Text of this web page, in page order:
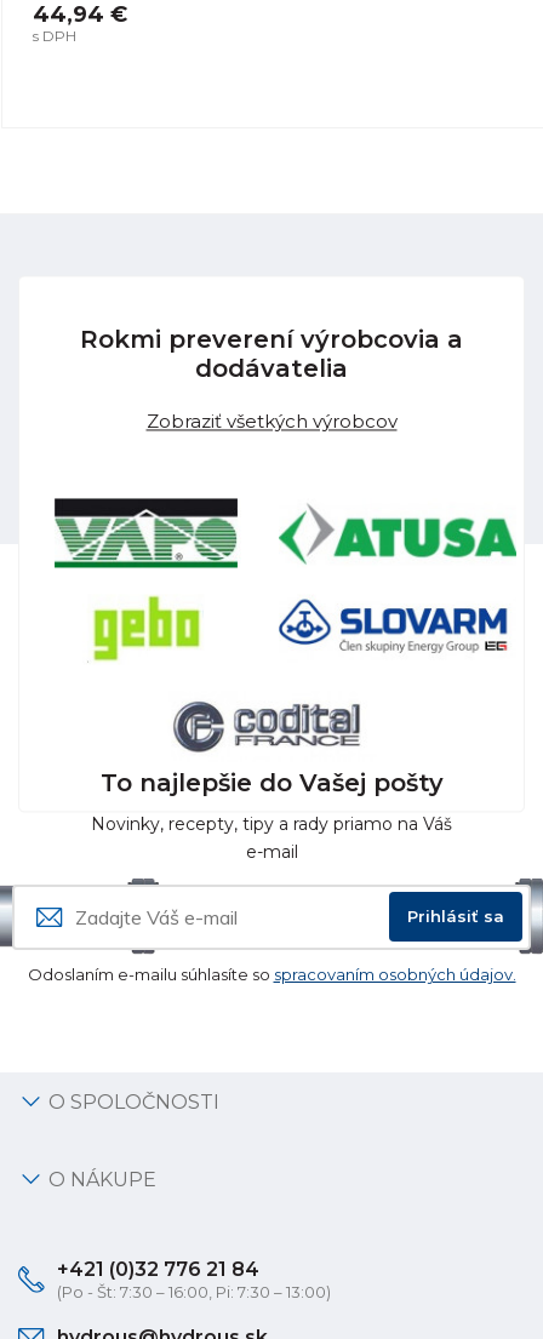
44,94 €
s DPH
Rokmi preverení výrobcovia a
dodávatelia
Zobraziť všetkých výrobcov
To najlepšie do Vašej pošty
Novinky, recepty, tipy a rady priamo na Váš
e-mail
Prihlásiť sa
Odoslaním e-mailu súhlasíte so spracovaním osobných údajov.
O SPOLOČNOSTI
O NÁKUPE
+421 (0)32 776 21 84
(Po - Št: 7:30 – 16:00, Pi: 7:30 – 13:00)